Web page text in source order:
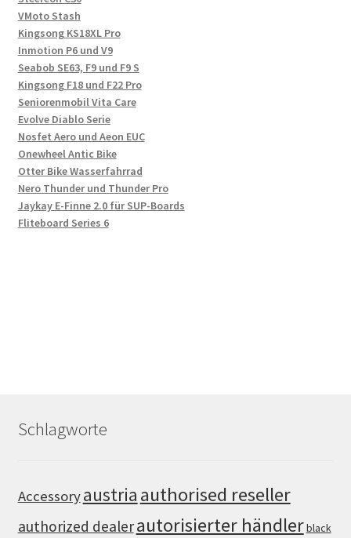
VMoto Stash
Kingsong KS18XL Pro
Inmotion P6 und V9
Seabob SE63, F9 und F9 S
Kingsong F18 und F22 Pro
Seniorenmobil Vita Care
Evolve Diablo Serie
Nosfet Aero und Aeon EUC
Onewheel Antic Bike
Otter Bike Wasserfahrrad
Nero Thunder und Thunder Pro
Jaykay E-Finne 2.0 für SUP-Boards
Fliteboard Series 6
Schlagworte
Accessoryaustria authorised reseller
authorized dealerautorisierter händlerblack